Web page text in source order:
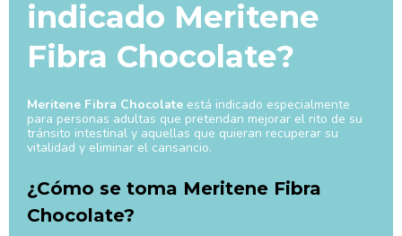
indicado Meritene
Fibra Chocolate?
Meritene Fibra Chocolate está indicado especialmente
para personas adultas que pretendan mejorar el rito de su
tránsito intestinal y aquellas que quieran recuperar su
vitalidad y eliminar el cansancio.
¿Cómo se toma Meritene Fibra
Chocolate?